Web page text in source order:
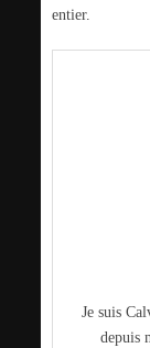
entier.
Je suis
depuis